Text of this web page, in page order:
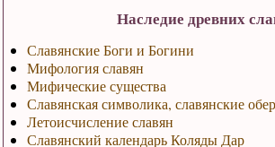
Наследие древних
Славянские Боги и Богини
Мифология славян
Мифические существа
Славянская символика, славянские
Летоисчисление славян
Славянский календарь Коляды Дар